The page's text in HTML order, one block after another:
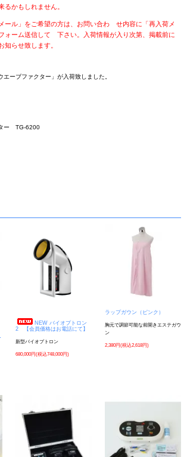
るかもしれません。
ール」をご希望の方は、お問い合わ せ内容に「再入荷メ
ォーム送信して 下さい。入荷情報が入り次第、掲載前に
らせ致します。
ーブファクター」が入荷致しました。
ー TG-6200
NEW バイオプトロン
2 【会員価格はお電話にて】
新型バイオプトロン
680,000円(税込748,000円)
ラップガウン（ピンク）
胸元で調節可能な前開きエステガウ
ン
2,380円(税込2,618円)